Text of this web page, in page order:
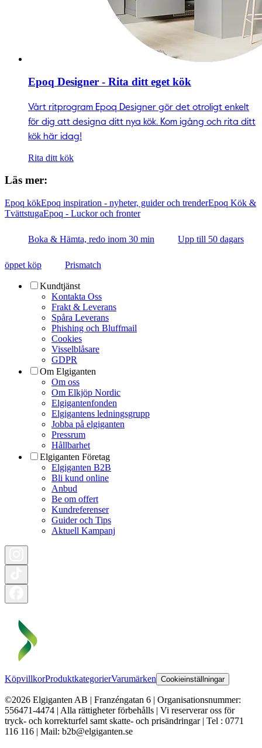
Epoq Designer - Rita ditt eget kök
Vårt ritprogram Epoq Designer gör det otroligt enkelt
för dig att designa ditt nya kök. Kom igång och rita ditt
kök här idag!
Rita ditt kök
Läs mer:
Epoq kökEpoq inspiration - nyheter, guider och trenderEpoq Kök &
TvättstugaEpoq - Luckor och fronter
Boka & Hämta, redo inom 30 min Upp till 50 dagars
öppet köp Prismatch
Kundtjänst
Kontakta Oss
Frakt & Leverans
Spåra Leverans
Phishing och Bluffmail
Cookies
Visselblåsare
GDPR
Om Elgiganten
Om oss
Om Elkjöp Nordic
Elgigantenfonden
Elgigantens ledningsgrupp
Jobba på elgiganten
Pressrum
Hållbarhet
Elgiganten Företag
Elgiganten B2B
Bli kund online
Anbud
Be om offert
Kundreferenser
Guider och Tips
Aktuell Kampanj
KöpvillkorProduktkategorierVarumärken Cookieinställningar
©2026 Elgiganten AB | Franzéngatan 6 | Organisationsnummer:
556471-4474 | Alla rättigheter förbehålls | Vi reserverar oss för
tryck- och korrekturfel samt skatte- och prisändringar | Tel : 0771
116 116 | Mail: b2b@elgiganten.se